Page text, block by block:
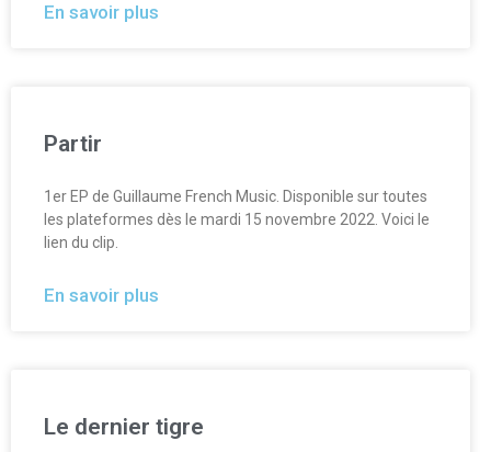
En savoir plus
Partir
1er EP de Guillaume French Music. Disponible sur toutes
les plateformes dès le mardi 15 novembre 2022. Voici le
lien du clip.
En savoir plus
Le dernier tigre